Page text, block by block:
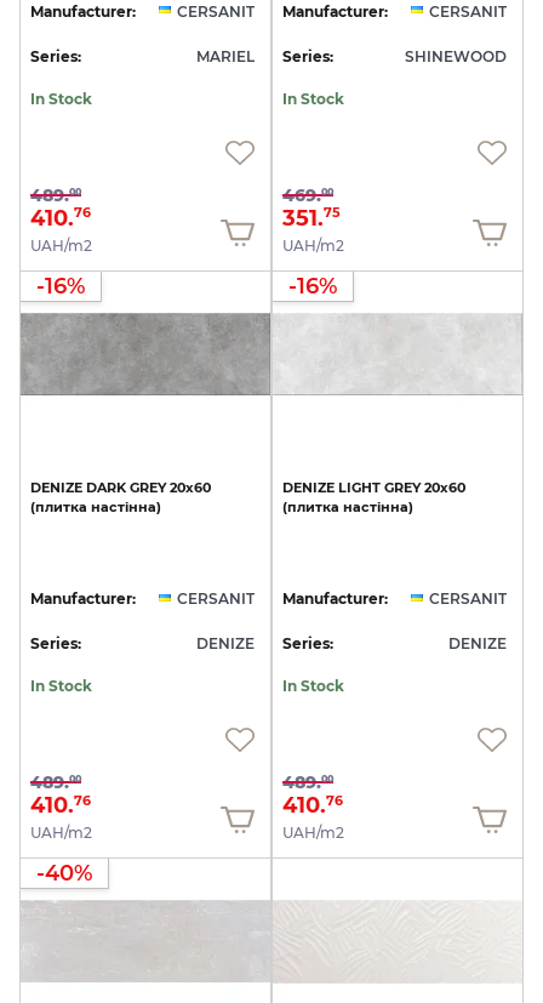
Manufacturer: CERSANIT
Series: MARIEL
In Stock
489.00
410.76
UAH/m2
Manufacturer: CERSANIT
Series: SHINEWOOD
In Stock
469.00
351.75
UAH/m2
-16%
DENIZE DARK GREY 20x60
(плитка настінна)
Manufacturer: CERSANIT
Series: DENIZE
In Stock
489.00
410.76
UAH/m2
-16%
DENIZE LIGHT GREY 20x60
(плитка настінна)
Manufacturer: CERSANIT
Series: DENIZE
In Stock
489.00
410.76
UAH/m2
-40%